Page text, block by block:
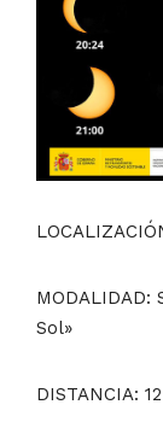
Sol»
DISTANCIA: